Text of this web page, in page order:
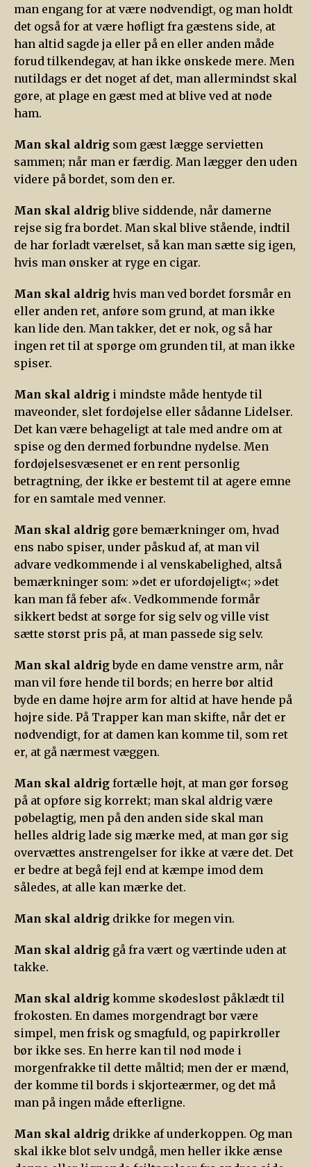
man engang for at være nødvendigt, og man holdt
det også for at være høfligt fra gæstens side, at
han altid sagde ja eller på en eller anden måde
forud tilkendegav, at han ikke ønskede mere. Men
nutildags er det noget af det, man allermindst skal
gøre, at plage en gæst med at blive ved at nøde
ham.
Man skal aldrig som gæst lægge servietten
sammen; når man er færdig. Man lægger den uden
videre på bordet, som den er.
Man skal aldrigblive siddende, når damerne
rejse sig fra bordet. Man skal blive stående, indtil
de har forladt værelset, så kan man sætte sig igen,
hvis man ønsker at ryge en cigar.
Man skal aldrig hvis man ved bordet forsmår en
eller anden ret, anføre som grund, at man ikke
kan lide den. Man takker, det er nok, og så har
ingen ret til at spørge om grunden til, at man ikke
spiser.
Man skal aldrig i mindste måde hentyde til
maveonder, slet fordøjelse eller sådanne Lidelser.
Det kan være behageligt at tale med andre om at
spise og den dermed forbundne nydelse. Men
fordøjelsesvæsenet er en rent personlig
betragtning, der ikke er bestemt til at agere emne
for en samtale med venner.
Man skal aldrig gøre bemærkninger om, hvad
ens nabo spiser, under påskud af, at man vil
advare vedkommende i al venskabelighed, altså
bemærkninger som: »det er ufordøjeligt«; »det
kan man få feber af«. Vedkommende formår
sikkert bedst at sørge for sig selv og ville vist
sætte størst pris på, at man passede sig selv.
Man skal aldrigbyde en dame venstre arm, når
man vil føre hende til bords; en herre bør altid
byde en dame højre arm for altid at have hende på
højre side. På Trapper kan man skifte, når det er
nødvendigt, for at damen kan komme til, som ret
er, at gå nærmest væggen.
Man skal aldrig fortælle højt, at man gør forsøg
på at opføre sig korrekt; man skal aldrig være
pøbelagtig, men på den anden side skal man
helles aldrig lade sig mærke med, at man gør sig
overvættes anstrengelser for ikke at være det. Det
er bedre at begå fejl end at kæmpe imod dem
således, at alle kan mærke det.
Man skal aldrig drikke for megen vin.
Man skal aldrig gå fra vært og værtinde uden at
takke.
Man skal aldrig komme skødesløst påklædt til
frokosten. En dames morgendragt bør være
simpel, men frisk og smagfuld, og papirkrøller
bør ikke ses. En herre kan til nød møde i
morgenfrakke til dette måltid; men der er mænd,
der komme til bords i skjorteærmer, og det må
man på ingen måde efterligne.
Man skal aldrig drikke af underkoppen. Og man
skal ikke blot selv undgå, men heller ikke ænse